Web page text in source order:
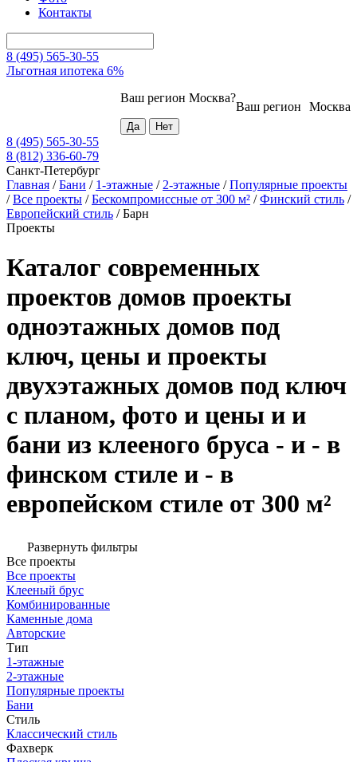
Контакты
8 (495) 565-30-55
Льготная ипотека 6%
Москва
Ваш регион
Ваш регион Москва?
8 (495) 565-30-55
8 (812) 336-60-79
Санкт-Петербург
Главная /Бани / 1-этажные / 2-этажные /Популярные проекты
/Все проекты /Бескомпромиссные от 300 м² /Финский стиль /
Европейский стиль /Барн
Проекты
Каталог современных
проектов домов проекты
одноэтажных домов под
ключ, цены и проекты
двухэтажных домов под ключ
с планом, фото и цены и и
бани из клееного бруса - и - в
финском стиле и - в
европейском стиле от 300 м²
Развернуть фильтры
Все проекты
Все проекты
Клееный брус
Комбинированные
Каменные дома
Авторские
Тип
1-этажные
2-этажные
Популярные проекты
Бани
Стиль
Классический стиль
Фахверк